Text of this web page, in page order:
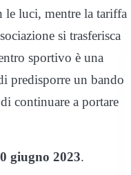
le luci, mentre la tariffa
si trasferisca
sportivo è una
predisporre un bando
continuare a portare
giugno 2023.